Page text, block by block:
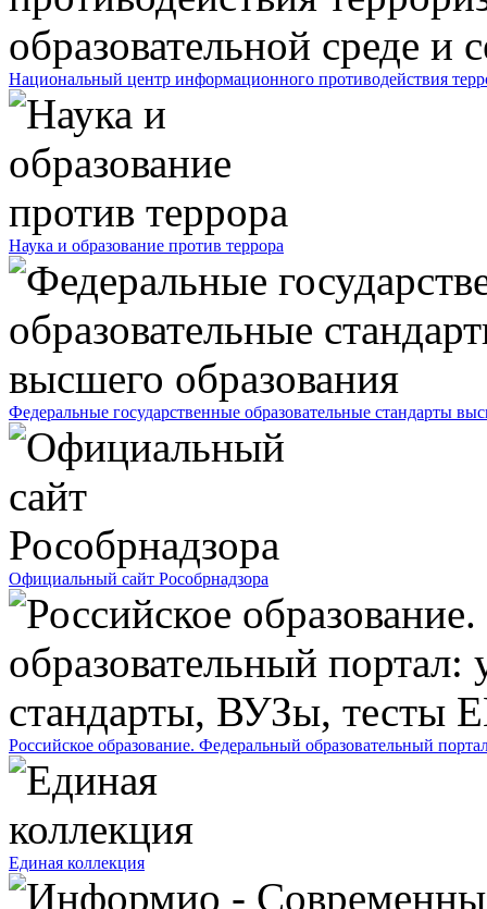
Национальный центр информационного противодействия
Наука и образование против террора
Федеральные государственные образовательные стандарты
Официальный сайт Рособрнадзора
Российское образование. Федеральный образовательный
Единая коллекция